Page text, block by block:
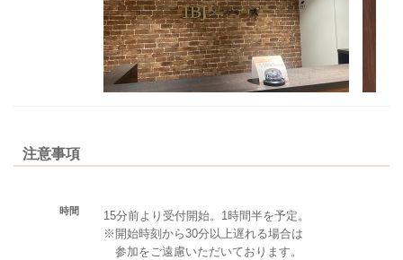
注意事項
時間
15分前より受付開始。1時間半を予定。
※開始時刻から30分以上遅れる場合は
参加をご遠慮いただいております。